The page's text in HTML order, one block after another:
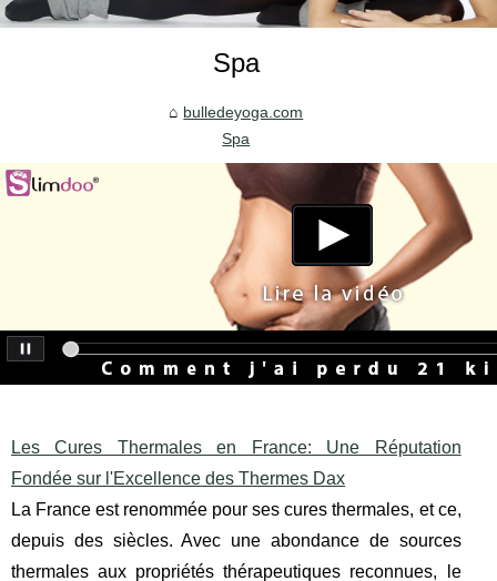
Spa
bulledeyoga.com
Spa
Les Cures Thermales en France: Une Réputation
Fondée sur l'Excellence des Thermes Dax
La France est renommée pour ses cures thermales, et ce,
depuis des siècles. Avec une abondance de sources
thermales aux propriétés thérapeutiques reconnues, le